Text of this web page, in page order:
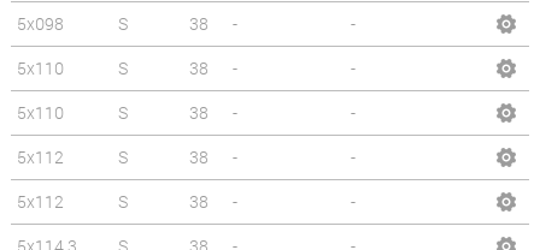
5x098
S 38 -
-
5x110
S 38 -
-
5x110
S 38 -
-
5x112
S 38 -
-
5x112
S 38 -
-
5x114.3
S 38 - -